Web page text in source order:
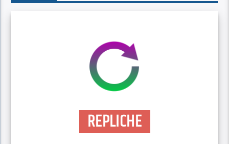
REPLICHE